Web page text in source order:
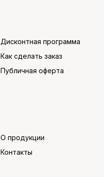
Дисконтная программа
Как сделать заказ
Публичная оферта
О продукции
Контакты